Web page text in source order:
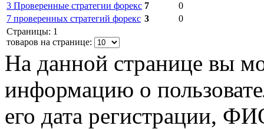
3 Проверенные стратегии форекс 7
0
7 проверенных стратегий форекс 3
0
Страницы: 1
товаров на странице:
На данной странице вы
информацию о
его дата регистрации,